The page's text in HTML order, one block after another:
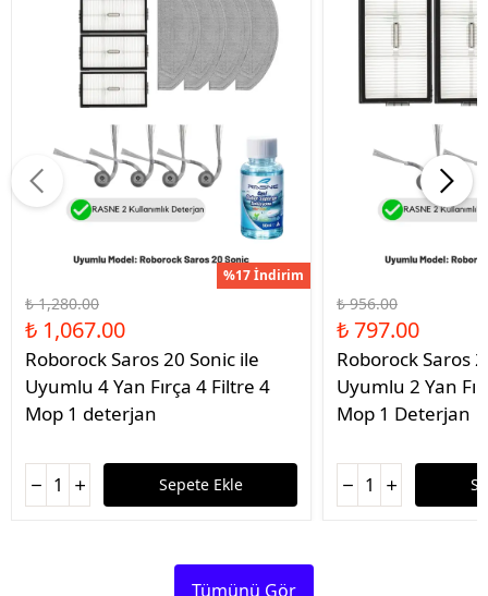
%17 İndirim
₺ 1,280.00
₺ 1,067.00
Roborock Saros 20 Sonic ile
Uyumlu 4 Yan Fırça 4 Filtre 4
Mop 1 deterjan
Sepete Ekle
₺ 956.00
₺ 797.00
Roborock Saros
Uyumlu 2 Yan
Mop 1 Deterjan
Tümünü Gör